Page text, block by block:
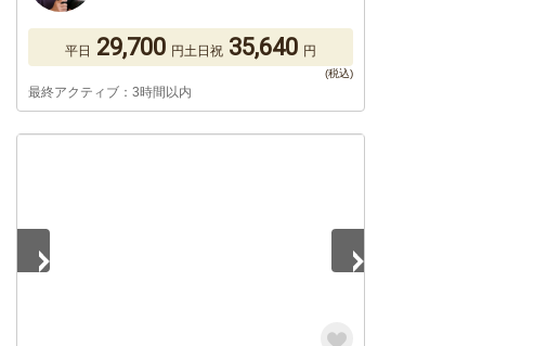
平日 29,700 円土日祝 35,640 円
最終アクティブ：3時間以内